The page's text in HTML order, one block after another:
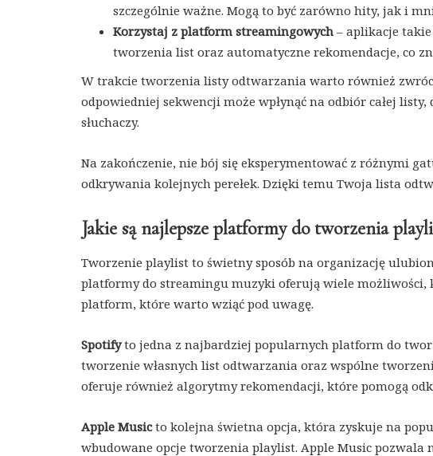
szczególnie ważne. Mogą to być zarówno hity, jak i
Korzystaj z platform streamingowych – aplikacje
tworzenia list oraz automatyczne rekomendacje, co
W trakcie tworzenia listy odtwarzania warto również
odpowiedniej sekwencji może wpłynąć na odbiór całej
słuchaczy.
Na zakończenie, nie bój się eksperymentować z różnymi
odkrywania kolejnych perełek. Dzięki temu Twoja lista
Jakie są najlepsze platformy do tworzenia
Tworzenie playlist to świetny sposób na organizację
platformy do streamingu muzyki oferują wiele możliwości,
platform, które warto wziąć pod uwagę.
Spotifyto jedna z najbardziej popularnych platform do
tworzenie własnych list odtwarzania oraz wspólne
oferuje również algorytmy rekomendacji, które pomogą
Apple Musicto kolejna świetna opcja, która zyskuje na
wbudowane opcje tworzenia playlist. Apple Music